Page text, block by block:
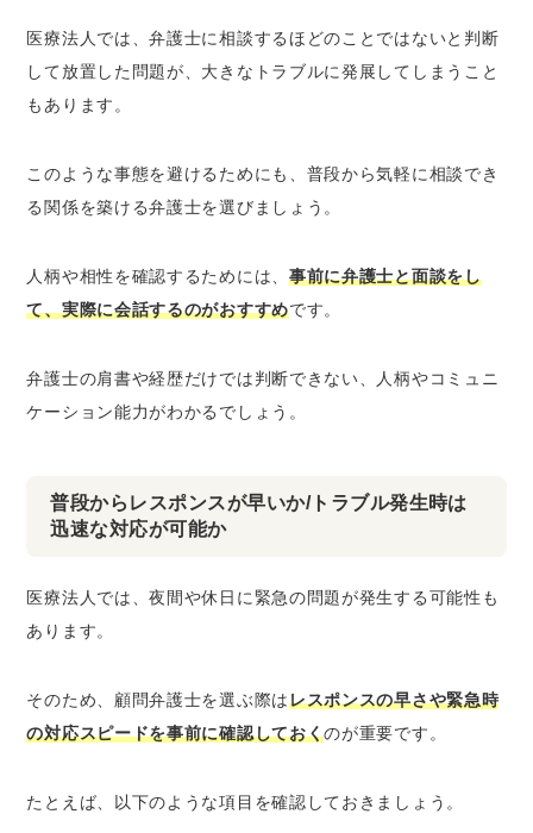
医療法人では、弁護士に相談するほどのことではないと判断
して放置した問題が、大きなトラブルに発展してしまうこと
もあります。
このような事態を避けるためにも、普段から気軽に相談でき
る関係を築ける弁護士を選びましょう。
人柄や相性を確認するためには、 事前に弁護士と面談をし
て、実際に会話するのがおすすめです。
弁護士の肩書や経歴だけでは判断できない、人柄やコミュニ
ケーション能力がわかるでしょう。
普段からレスポンスが早いか/トラブル発生時は
迅速な対応が可能か
医療法人では、夜間や休日に緊急の問題が発生する可能性も
あります。
そのため、顧問弁護士を選ぶ際はレスポンスの早さや緊急時
の対応スピードを事前に確認しておくのが重要です。
たとえば、以下のような項目を確認しておきましょう。